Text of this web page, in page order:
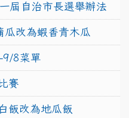
屆自治市長選舉辦法
改為蝦香青木瓜
9/8菜單
賽
飯改為地瓜飯